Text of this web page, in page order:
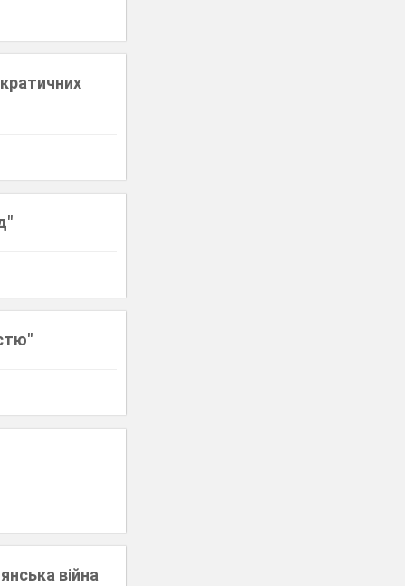
війна